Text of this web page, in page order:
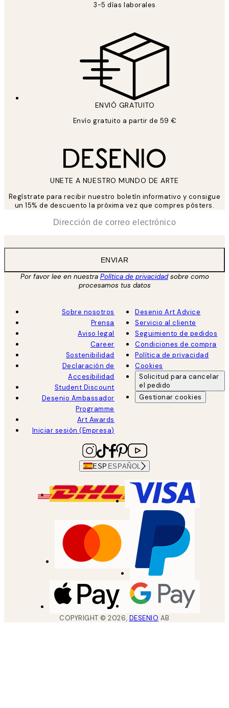
3-5 días laborales
ENVIÓ GRATUITO
Envío gratuito a partir de 59 €
UNETE A NUESTRO MUNDO DE ARTE
Regístrate para recibir nuestro boletín informativo y consigue
un 15% de descuento la próxima vez que compres pósters.
ENVIAR
Por favor lee en nuestra Política de privacidadsobre como
procesamos tus datos
Sobre nosotros
Prensa
Aviso legal
Career
Sostenibilidad
Declaración de
Accesibilidad
Student Discount
Desenio Ambassador
Programme
Art Awards
Iniciar sesión (Empresa)
Desenio Art Advice
Servicio al cliente
Seguimiento de pedidos
Condiciones de compra
Política de privacidad
Cookies
Solicitud para cancelar
el pedido
Gestionar cookies
ESP ESPAÑOL
COPYRIGHT ©2026, DESENIO AB